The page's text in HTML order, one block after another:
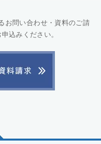
お問い合わせ・資料のご請
込みください。